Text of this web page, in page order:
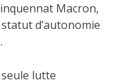
Macron,
d’autonomie
lutte